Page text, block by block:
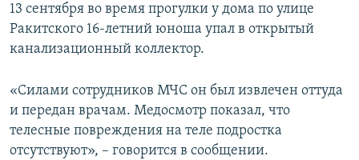
13 сентября во время прогулки у дома по улице
Ракитского 16-летний юноша упал в открытый
канализационный коллектор.
«Силами сотрудников МЧС он был извлечен оттуда
и передан врачам. Медосмотр показал, что
телесные повреждения на теле подростка
отсутствуют», – говорится в сообщении.